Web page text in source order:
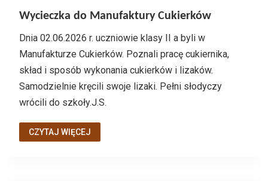
Wycieczka do Manufaktury Cukierków
Dnia 02.06.2026 r. uczniowie klasy II a byli w
Manufakturze Cukierków. Poznali pracę cukiernika,
skład i sposób wykonania cukierków i lizaków.
Samodzielnie kręcili swoje lizaki. Pełni słodyczy
wrócili do szkoły.J.S.
CZYTAJ WIĘCEJ